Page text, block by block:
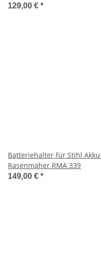
129,00 € *
Batteriehalter für Stihl
Rasenmäher RMA 339
149,00 € *